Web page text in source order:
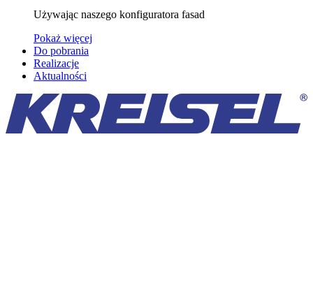
Używając naszego konfiguratora fasad
Pokaż więcej
Do pobrania
Realizacje
Aktualności